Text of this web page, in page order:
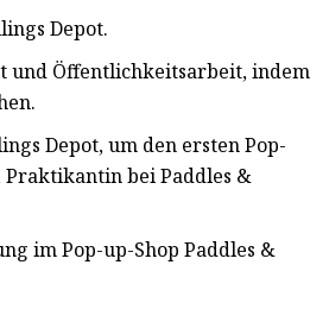
Depot.
und Öffentlichkeitsarbeit, indem
Depot, um den ersten Pop-
Praktikantin bei Paddles &
im Pop-up-Shop Paddles &